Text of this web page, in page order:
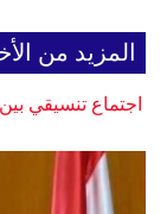
المزيد من
اجتماع تنسيقي بين